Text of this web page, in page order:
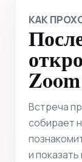
КАК
Встреча
собирает
и